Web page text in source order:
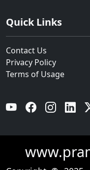
Quick Links
Contact Us
Privacy Policy
Terms of Usage
YouTube Facebook Instagram Linkedin